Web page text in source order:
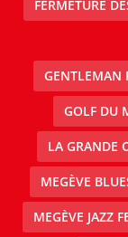
FERMETURE
GENTLEMAN
GOLF DU
LA GRANDE
MEGÈVE
MEGÈVE JAZZ